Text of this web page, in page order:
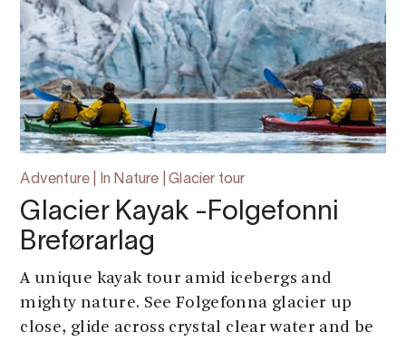
Adventure | In Nature | Glacier tour
Glacier Kayak -Folgefonni
Breførarlag
A unique kayak tour amid icebergs and
mighty nature. See Folgefonna glacier up
close, glide across crystal clear water and be